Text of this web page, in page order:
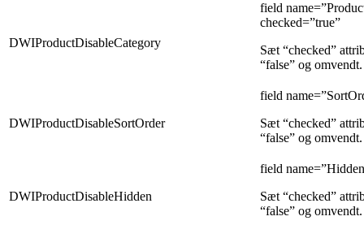
DWIProductDisableCategory
field
checked=”true”
Sæt “checked”
“false” og omvendt.
DWIProductDisableSortOrder
field
Sæt “checked”
“false” og omvendt.
DWIProductDisableHidden
field
Sæt “checked”
“false” og omvendt.